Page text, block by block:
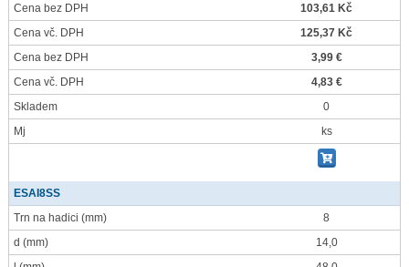
Cena bez DPH
103,61 Kč
Cena vč. DPH
125,37 Kč
Cena bez DPH
3,99 €
Cena vč. DPH
4,83 €
Skladem
0
Mj
ks
ESAI8SS
Trn na hadici (mm)
8
d (mm)
14,0